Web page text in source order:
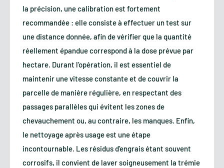
la précision, une calibration est fortement
recommandée : elle consiste à effectuer un test sur
une distance donnée, afin de vérifier que la quantité
réellement épandue correspond à la dose prévue par
hectare. Durant l’opération, il est essentiel de
maintenir une vitesse constante et de couvrir la
parcelle de manière régulière, en respectant des
passages parallèles qui évitent les zones de
chevauchement ou, au contraire, les manques. Enfin,
le nettoyage après usage est une étape
incontournable. Les résidus d’engrais étant souvent
corrosifs, il convient de laver soigneusement la trémie